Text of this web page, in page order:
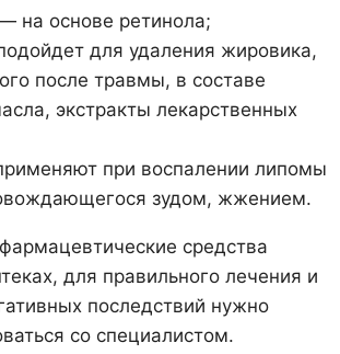
на основе ретинола;
для удаления жировика,
после травмы, в составе
экстракты лекарственных
при воспалении липомы
зудом, жжением.
средства
для правильного лечения и
последствий нужно
со специалистом.